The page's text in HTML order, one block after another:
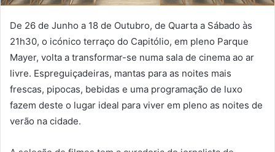
De 26 de Junho a 18 de Outubro, de Quarta a Sábado às
21h30, o icónico terraço do Capitólio, em pleno Parque
Mayer, volta a transformar-se numa sala de cinema ao ar
livre. Espreguiçadeiras, mantas para as noites mais
frescas, pipocas, bebidas e uma programação de luxo
fazem deste o lugar ideal para viver em pleno as noites de
verão na cidade.